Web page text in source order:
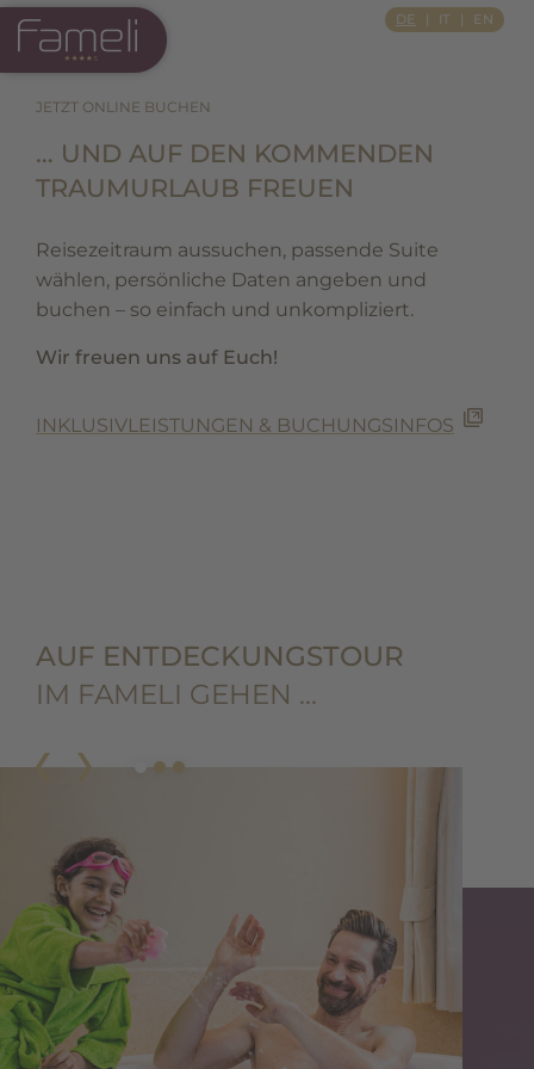
DE IT EN
JETZT ONLINE BUCHEN
… UND AUF DEN KOMMENDEN
TRAUMURLAUB FREUEN
Reisezeitraum aussuchen, passende Suite
wählen, persönliche Daten angeben und
buchen – so einfach und unkompliziert.
Wir freuen uns auf Euch!
INKLUSIVLEISTUNGEN & BUCHUNGSINFOS
AUF ENTDECKUNGSTOUR
IM FAMELI GEHEN …
Si Apre In Una Nuova Scheda